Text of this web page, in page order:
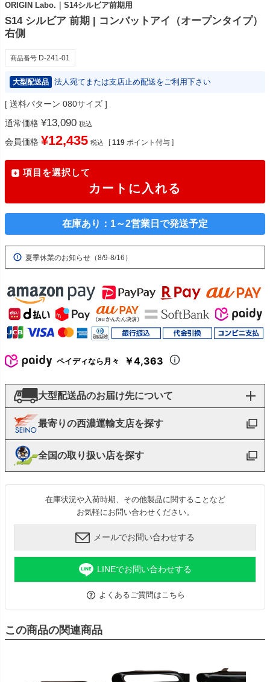
ORIGIN Labo.｜S14シルビア前期用
S14 シルビア 前期 | コンバットアイ（オープンタイプ）
右側
商品番号 D-241-01
大型配送品 法人宛てまたは支店止め配送をご利用下さい
送料パターン 080サイズ
通常価格 ¥13,090 税込
会員価格 ¥12,435 税込 [ 119 ポイント付与 ]
項目を選択して
カートに入れる
在庫あり：1～2営業日で発送予定
夏季休業のお知らせ（8/9-8/16）
ペイディなら月々 ￥4,363
大型配送品のお届け先について
最寄りの西濃運輸支店を探す
全国の取り扱い店を探す
在庫状況や入荷時期、その他製品に関することなど
お気軽にお問い合わせください。
メールでお問い合わせする
LINEでお問い合わせする
よくあるご質問はこちら
この商品の関連商品